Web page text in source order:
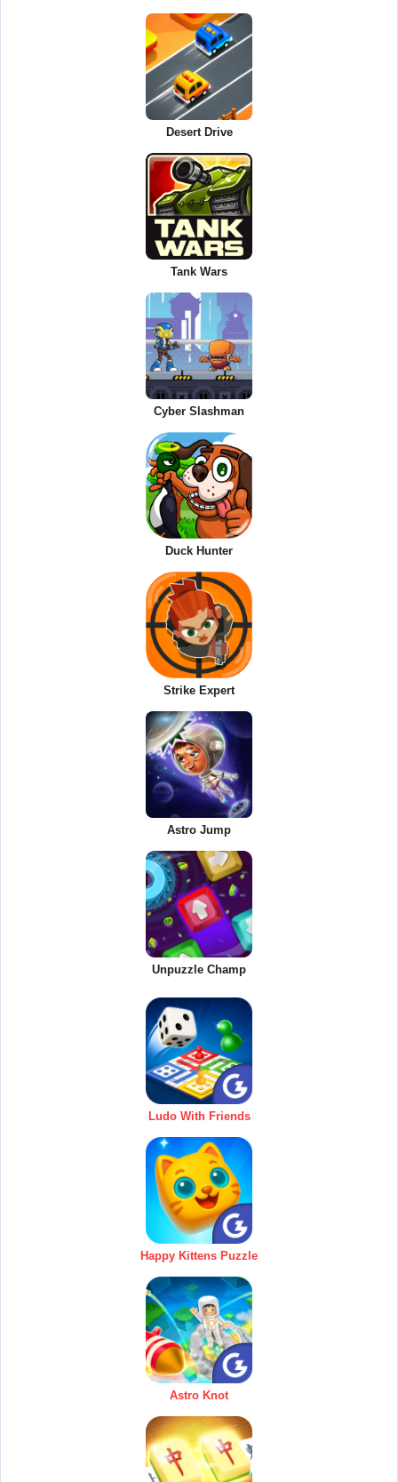
Desert Drive
Tank Wars
Cyber Slashman
Duck Hunter
Strike Expert
Astro Jump
Unpuzzle Champ
Ludo With Friends
Happy Kittens Puzzle
Astro Knot